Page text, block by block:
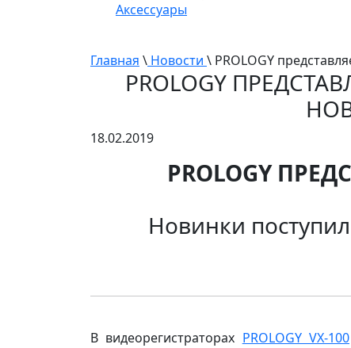
Аксессуары
Главная \ Новости \ PROLOGY
PROLOGY
18.02.2019
PROLOGY
Новинки
В видеорегистраторах PROLOGY VX-100